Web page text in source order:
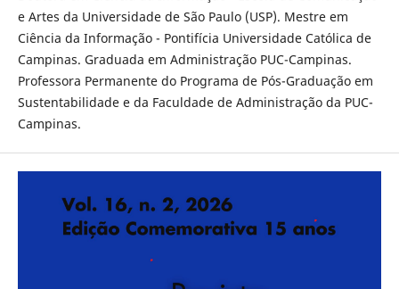
e Artes da Universidade de São Paulo (USP). Mestre em
Ciência da Informação - Pontifícia Universidade Católica de
Campinas. Graduada em Administração PUC-Campinas.
Professora Permanente do Programa de Pós-Graduação em
Sustentabilidade e da Faculdade de Administração da PUC-
Campinas.